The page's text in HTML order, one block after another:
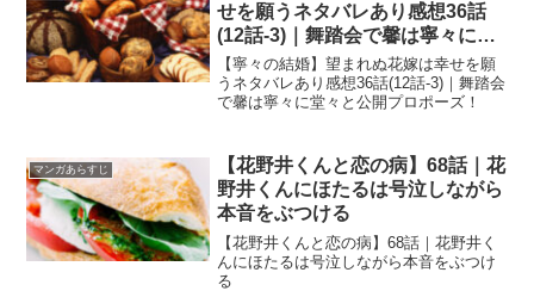
せを願うネタバレあり感想36話
(12話-3)｜舞踏会で馨は寧々に
堂々と公開プロポーズ！
【寧々の結婚】望まれぬ花嫁は幸せを願
うネタバレあり感想36話(12話-3)｜舞踏会
で馨は寧々に堂々と公開プロポーズ！
マンガあらすじ
【花野井くんと恋の病】68話｜花
野井くんにほたるは号泣しながら
本音をぶつける
【花野井くんと恋の病】68話｜花野井く
んにほたるは号泣しながら本音をぶつけ
る